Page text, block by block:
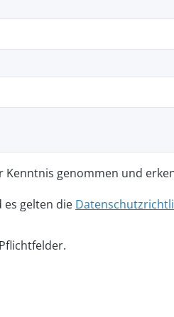
Kenntnis genommen und
es gelten die